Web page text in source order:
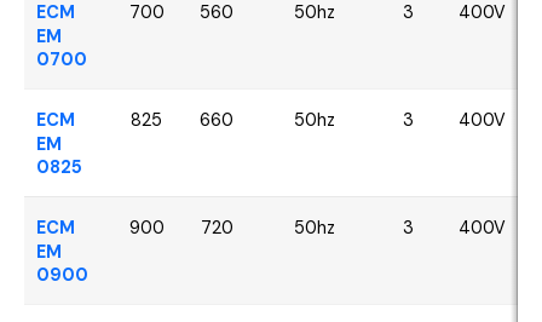
ECM
EM
0700
700 560 50hz 3 400V
ECM
EM
0825
825 660 50hz 3 400V
ECM
EM
0900
900 720 50hz 3 400V